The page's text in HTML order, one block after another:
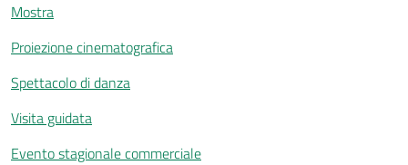
Mostra
Proiezione cinematografica
Spettacolo di danza
Visita guidata
Evento stagionale commerciale